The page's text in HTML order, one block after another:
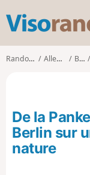
Randonnées Allemagne Berlin
De la
Berlin sur
nature